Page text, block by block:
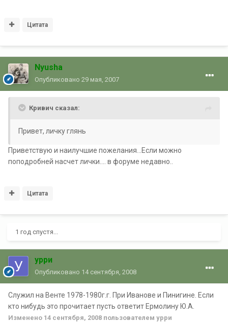
Цитата
Nyusha
Опубликовано 29 мая, 2007
Кривич сказал:
Привет, личку глянь
Приветствую и наилучшие пожелания...Если можно
поподробней насчет лички.... в форуме недавно..
Цитата
1 год спустя...
урри
Опубликовано 14 сентября, 2008
Служил на Венте 1978-1980г.г. При Иванове и Пинигине. Если
кто нибудь это прочитает пусть ответит Ермолину Ю.А.
Изменено 14 сентября, 2008 пользователем урри